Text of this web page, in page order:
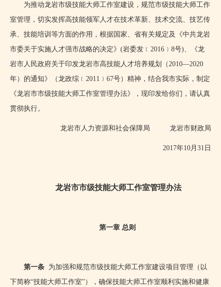
为推动龙岩市级技能大师工作室建设，规范市级技能大师工作
室管理，切实发挥高技能领军人才在技术革新、技术交流、技艺传
承、技能培训等方面的作用，根据国家、省有关规定及《中共龙岩
市委关于实施人才强市战略的决定》 (岩委发﹝ 2016 ﹞ 8号) 、《龙
岩市人民政府关于印发龙岩市高技能人才培养规划（ 2010—2020
年）的通知》（龙政综﹝ 2011 ﹞ 67号）精神，结合我市实际，制定
《龙岩市市级技能大师工作室管理办法》，现印发给你们，请认真
贯彻执行。
龙岩市人力资源和社会保障局 龙岩市财政局
2017年10 月 31 日
龙岩市市级技能大师工作室管理办法
第一章 总则
第一条 为加强和规范市级技能大师工作室建设项目管理（以
下简称“技能大师工作室”），确保技能大师工作室顺利实施和健康